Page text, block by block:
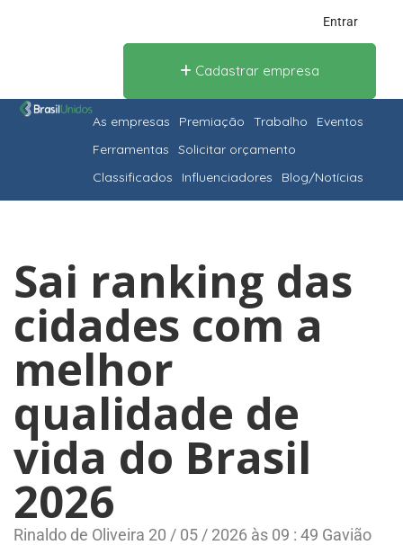
Entrar
Cadastrar empresa
As empresas Premiação Trabalho
Eventos
Ferramentas
Solicitar orçamento
Classificados
Influenciadores Blog/Notícias
Sai ranking das
cidades com a
melhor
qualidade de
vida do Brasil
2026
Rinaldo de Oliveira 20 / 05 / 2026 às 09 : 49 Gavião